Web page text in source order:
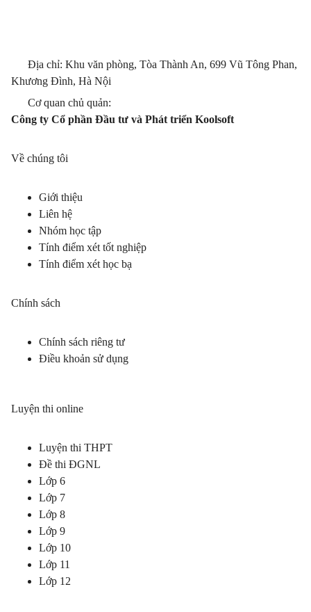
Địa chỉ: Khu văn phòng, Tòa Thành An, 699 Vũ Tông Phan,
Khương Đình, Hà Nội
Cơ quan chủ quản:
Công ty Cổ phần Đầu tư và Phát triển Koolsoft
Về chúng tôi
Giới thiệu
Liên hệ
Nhóm học tập
Tính điểm xét tốt nghiệp
Tính điểm xét học bạ
Chính sách
Chính sách riêng tư
Điều khoản sử dụng
Luyện thi online
Luyện thi THPT
Đề thi ĐGNL
Lớp 6
Lớp 7
Lớp 8
Lớp 9
Lớp 10
Lớp 11
Lớp 12